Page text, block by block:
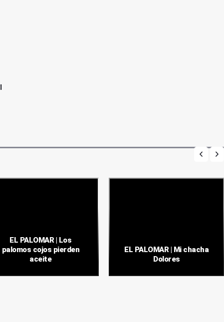
EL PALOMAR | Los
palomos cojos pierden
aceite
EL PALOMAR | Mi chacha
Dolores